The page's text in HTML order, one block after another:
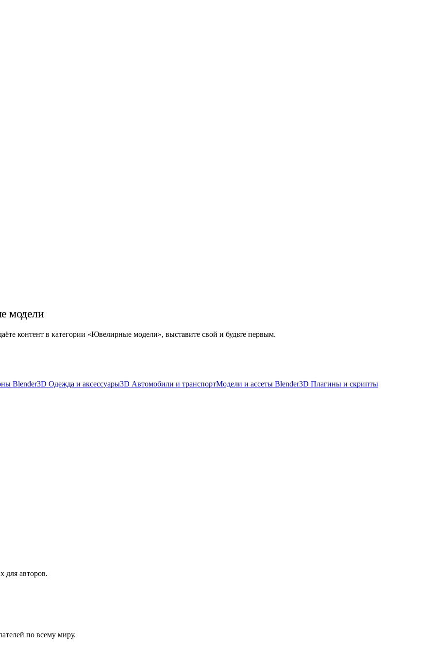
модели
контент в категории «Ювелирные модели», выставите свой и будьте первым.
Blender3D Одежда и аксессуары3D Автомобили и транспортМодели и ассеты Blender3D Плагины и скрипты
для авторов.
по всему миру.